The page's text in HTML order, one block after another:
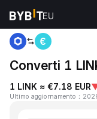
Home LINK to EUR
Converti 1
1 LINK ≈ €7.18 EUR
Ultimo aggiornamento ：